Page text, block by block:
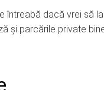
întreabă dacă vrei să
și parcările private